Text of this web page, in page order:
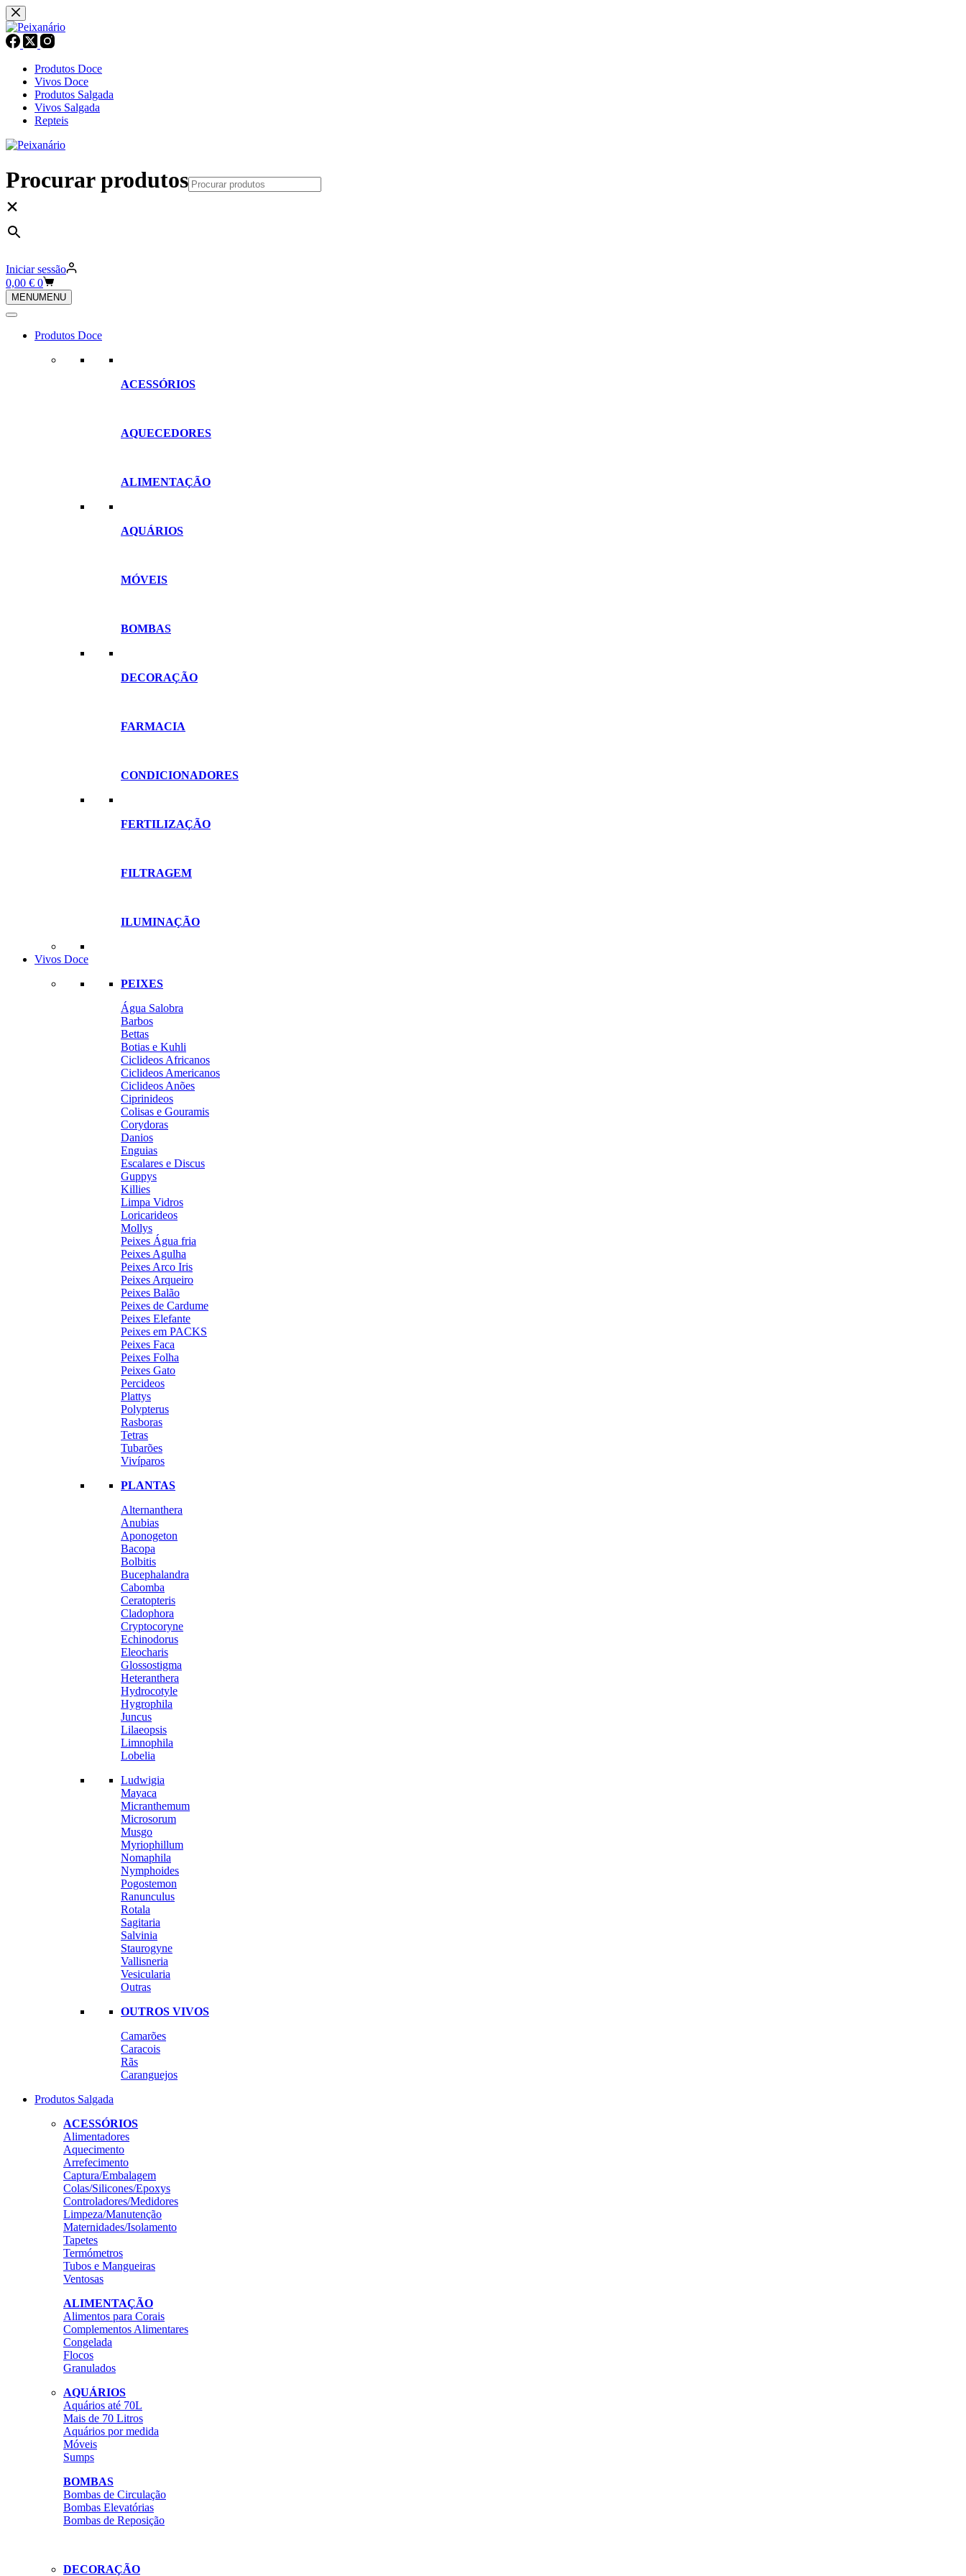
Pular
para
o
conteúdo
Produtos Doce
Vivos Doce
Produtos Salgada
Vivos Salgada
Repteis
Procurar produtos
×
Iniciar sessão
Carrinho
de
compras
0,00 € 0
MENUMENU
Produtos Doce
ACESSÓRIOS
AQUECEDORES
ALIMENTAÇÃO
AQUÁRIOS
MÓVEIS
BOMBAS
DECORAÇÃO
FARMACIA
CONDICIONADORES
FERTILIZAÇÃO
FILTRAGEM
ILUMINAÇÃO
Vivos Doce
PEIXES
Água Salobra
Barbos
Bettas
Botias e Kuhli
Ciclideos Africanos
Ciclideos Americanos
Ciclideos Anões
Ciprinideos
Colisas e Gouramis
Corydoras
Danios
Enguias
Escalares e Discus
Guppys
Killies
Limpa Vidros
Loricarideos
Mollys
Peixes Água fria
Peixes Agulha
Peixes Arco Iris
Peixes Arqueiro
Peixes Balão
Peixes de Cardume
Peixes Elefante
Peixes em PACKS
Peixes Faca
Peixes Folha
Peixes Gato
Percideos
Plattys
Polypterus
Rasboras
Tetras
Tubarões
Vivíparos
PLANTAS
Alternanthera
Anubias
Aponogeton
Bacopa
Bolbitis
Bucephalandra
Cabomba
Ceratopteris
Cladophora
Cryptocoryne
Echinodorus
Eleocharis
Glossostigma
Heteranthera
Hydrocotyle
Hygrophila
Juncus
Lilaeopsis
Limnophila
Lobelia
Ludwigia
Mayaca
Micranthemum
Microsorum
Musgo
Myriophillum
Nomaphila
Nymphoides
Pogostemon
Ranunculus
Rotala
Sagitaria
Salvinia
Staurogyne
Vallisneria
Vesicularia
Outras
OUTROS VIVOS
Camarões
Caracois
Rãs
Caranguejos
Produtos Salgada
ACESSÓRIOS
Alimentadores
Aquecimento
Arrefecimento
Captura/Embalagem
Colas/Silicones/Epoxys
Controladores/Medidores
Limpeza/Manutenção
Maternidades/Isolamento
Tapetes
Termómetros
Tubos e Mangueiras
Ventosas
ALIMENTAÇÃO
Alimentos para Corais
Complementos Alimentares
Congelada
Flocos
Granulados
AQUÁRIOS
Aquários até 70L
Mais de 70 Litros
Aquários por medida
Móveis
Sumps
BOMBAS
Bombas de Circulação
Bombas Elevatórias
Bombas de Reposição
DECORAÇÃO